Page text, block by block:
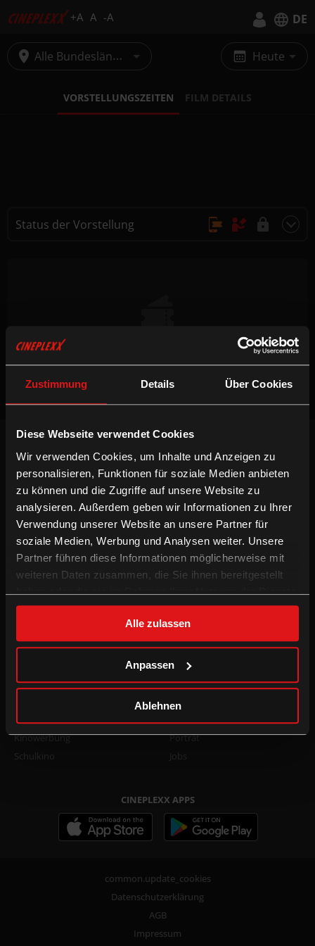
Zustimmung Details Über Cookies
Diese Webseite verwendet Cookies
Wir verwenden Cookies, um Inhalte und Anzeigen zu
personalisieren, Funktionen für soziale Medien anbieten
zu können und die Zugriffe auf unsere Website zu
analysieren. Außerdem geben wir Informationen zu Ihrer
Verwendung unserer Website an unsere Partner für
soziale Medien, Werbung und Analysen weiter. Unsere
Partner führen diese Informationen möglicherweise mit
weiteren Daten zusammen, die Sie ihnen bereitgestellt
haben oder die sie im Rahmen Ihrer Nutzung der Dienste
gesammelt haben.
Alle zulassen
Anpassen
Ablehnen
+A A -A DE
Deutsch
Alle Bundesländer Heute
VORSTELLUNGSZEITEN FILM DETAILS
Status der Vorstellung
Keine Vorstellungen verfügbar
Willst du keinen Film verpassen, registriere
dich beim Newsletter um am Laufenden zu
bleiben!
ANMELDEN
INFORMATION
Technologien
Gutschein-Info
DOT.magazine
FOLGE UNS
Facebook
Instagram
TikTok
WhatsApp
Kino mieten
Kinowerbung
Schulkino
Presse
Porträt
Jobs
CINEPLEXX APPS
common.update_cookies
Datenschutzerklärung
AGB
Impressum